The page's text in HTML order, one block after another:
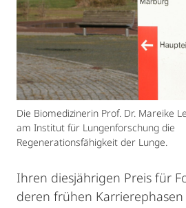
Die Biomedizinerin Prof. Dr. Mareike
am Institut für Lungenforschung die
Regenerationsfähigkeit der Lunge.
Ihren diesjährigen Preis für
deren frühen